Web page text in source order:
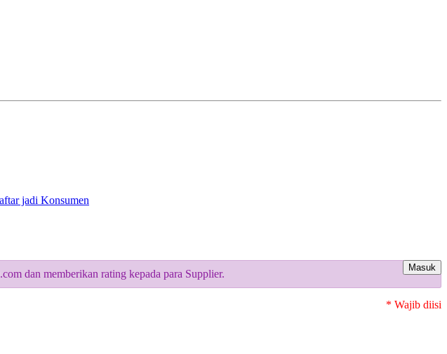
jadi Konsumen
Masuk
dan memberikan rating kepada para Supplier.
* Wajib diisi